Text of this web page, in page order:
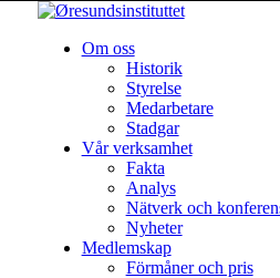
Om oss
Historik
Styrelse
Medarbetare
Stadgar
Vår verksamhet
Fakta
Analys
Nätverk och
Nyheter
Medlemskap
Förmåner och pris